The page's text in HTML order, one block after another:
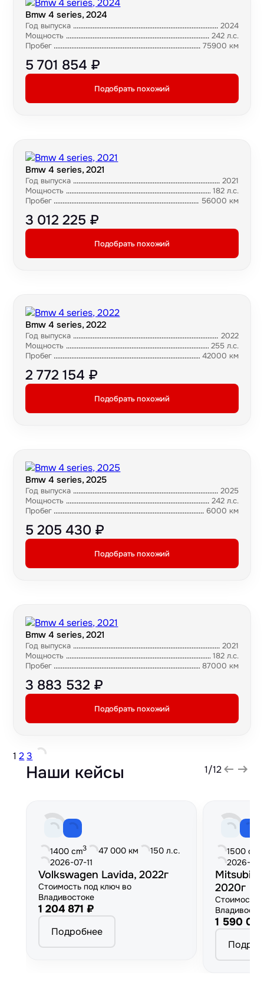
Bmw 4 series, 2024
Год выпуска
2024
Мощность
242 л.с.
Пробег
75900 км
5 701 854 ₽
Подобрать похожий
Bmw 4 series, 2021
Год выпуска
2021
Мощность
182 л.с.
Пробег
56000 км
3 012 225 ₽
Подобрать похожий
Bmw 4 series, 2022
Год выпуска
2022
Мощность
255 л.с.
Пробег
42000 км
2 772 154 ₽
Подобрать похожий
Bmw 4 series, 2025
Год выпуска
2025
Мощность
242 л.с.
Пробег
6000 км
5 205 430 ₽
Подобрать похожий
Bmw 4 series, 2021
Год выпуска
2021
Мощность
182 л.с.
Пробег
87000 км
3 883 532 ₽
Подобрать похожий
1 2 3
Наши кейсы 1/12
1400 cm3 47 000 км
150 л.с.
2026-07-11
Volkswagen Lavida, 2022г
Стоимость под ключ во
Владивостоке
1 204 871 ₽
Подробнее
1500 cm
2026-
2020г
Стоимость
1 590